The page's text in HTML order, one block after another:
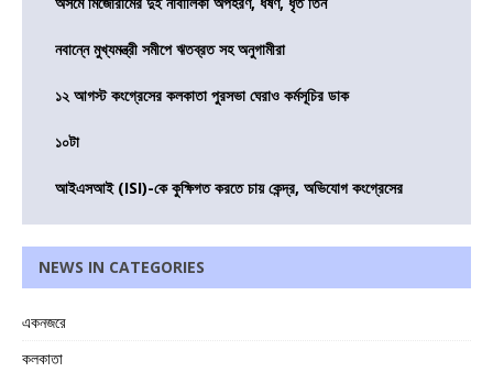
নবান্নে মুখ্যমন্ত্রী সমীপে ঋতব্রত সহ অনুগামীরা
১২ আগস্ট কংগ্রেসের কলকাতা পুরসভা ঘেরাও কর্মসূচির ডাক
১০টা
আইএসআই (ISI)-কে কুক্ষিগত করতে চায় কেন্দ্র, অভিযোগ কংগ্রেসের
NEWS IN CATEGORIES
একনজরে
কলকাতা